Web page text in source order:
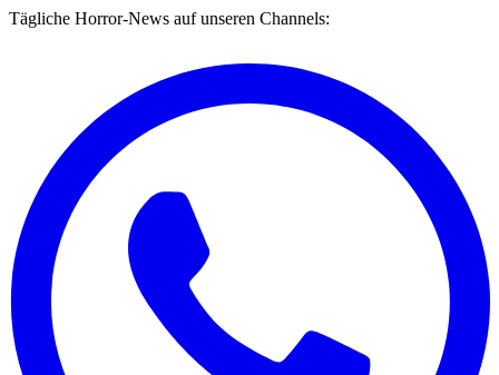
Tägliche Horror-News auf unseren Channels: